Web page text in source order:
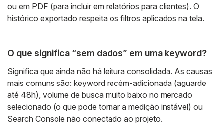
ou em PDF (para incluir em relatórios para clientes). O
histórico exportado respeita os filtros aplicados na tela.
O que significa “sem dados” em uma keyword?
Significa que ainda não há leitura consolidada. As causas
mais comuns são: keyword recém-adicionada (aguarde
até 48h), volume de busca muito baixo no mercado
selecionado (o que pode tornar a medição instável) ou
Search Console não conectado ao projeto.